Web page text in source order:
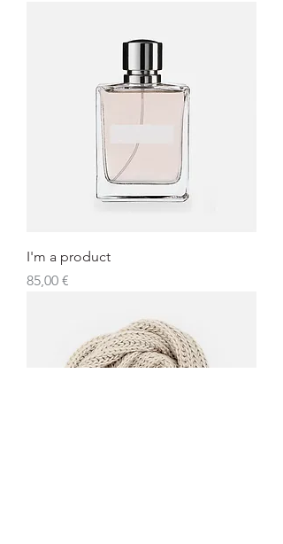
I'm a product
Preis
85,00 €